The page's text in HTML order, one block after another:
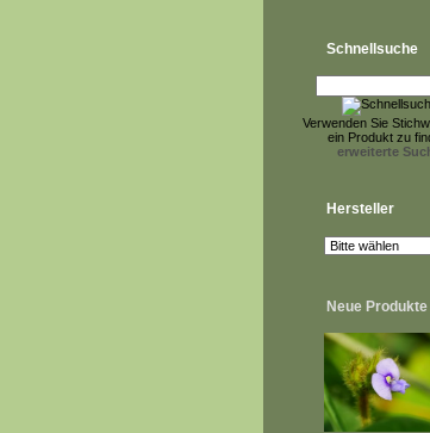
Schnellsuche
Verwenden Sie
ein Produkt zu
erweiterte
Hersteller
Neue Produkte